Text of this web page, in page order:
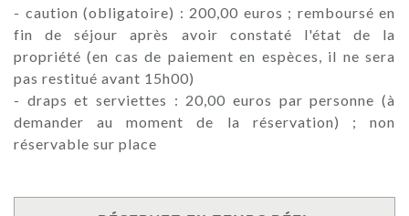
- caution (obligatoire) : 200,00 euros ; remboursé en
fin de séjour après avoir constaté l'état de la
propriété (en cas de paiement en espèces, il ne sera
pas restitué avant 15h00)
- draps et serviettes : 20,00 euros par personne (à
demander au moment de la réservation) ; non
réservable sur place